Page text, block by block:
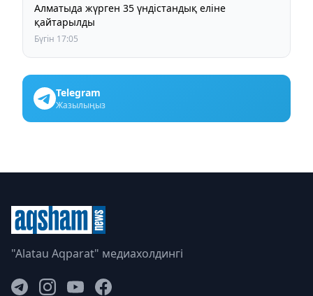
Алматыда жүрген 35 үндістандық еліне
қайтарылды
Бүгін 17:05
Telegram
Жазылыңыз
"Alatau Aqparat" медиахолдингі